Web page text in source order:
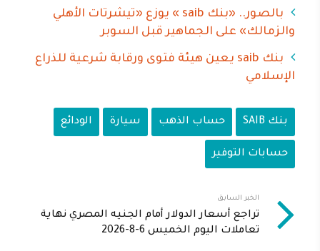
بالصور.. «بنك saib » يوزع «تيشرتات الأهلي
والزمالك» على الجماهير قبل السوبر
بنك saib يعين هيئة فتوى ورقابة شرعية للذراع
الإسلامي
بنك SAIB حساب الذهب سيارة الودائع
حسابات التوفير
الخبر السابق
تراجع أسعار الدولار أمام الجنيه المصري نهاية
تعاملات اليوم الخميس 6-8-2026